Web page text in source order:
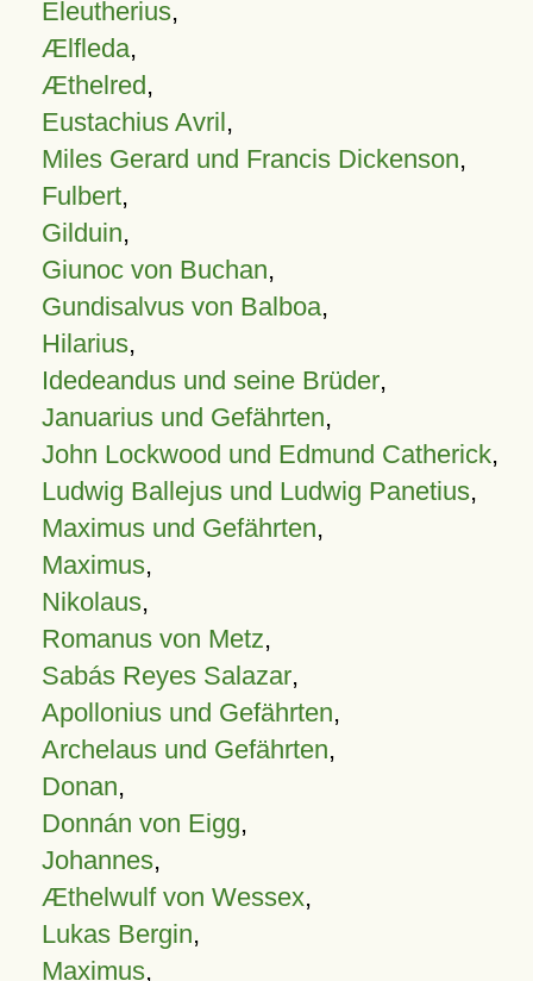
Eleutherius,
Ælfleda,
Æthelred,
Eustachius Avril,
Miles Gerard und Francis Dickenson,
Fulbert,
Gilduin,
Giunoc von Buchan,
Gundisalvus von Balboa,
Hilarius,
Idedeandus und seine Brüder,
Januarius und Gefährten,
John Lockwood und Edmund Catherick,
Ludwig Ballejus und Ludwig Panetius,
Maximus und Gefährten,
Maximus,
Nikolaus,
Romanus von Metz,
Sabás Reyes Salazar,
Apollonius und Gefährten,
Archelaus und Gefährten,
Donan,
Donnán von Eigg,
Johannes,
Æthelwulf von Wessex,
Lukas Bergin,
Maximus,